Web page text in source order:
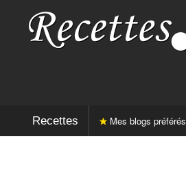
Recettes Mes blogs préférés